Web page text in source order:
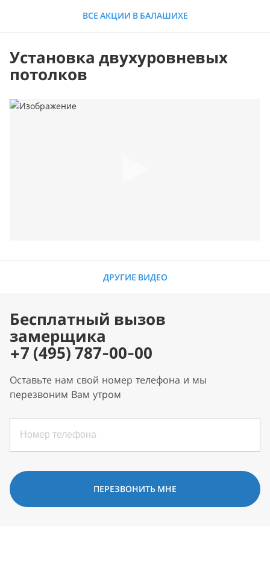
ВСЕ АКЦИИ В БАЛАШИХЕ
Установка двухуровневых
потолков
ДРУГИЕ ВИДЕО
Бесплатный вызов
замерщика
+7 (495) 787-00-00
Оставьте нам свой номер телефона и мы
перезвоним Вам утром
ПЕРЕЗВОНИТЬ МНЕ